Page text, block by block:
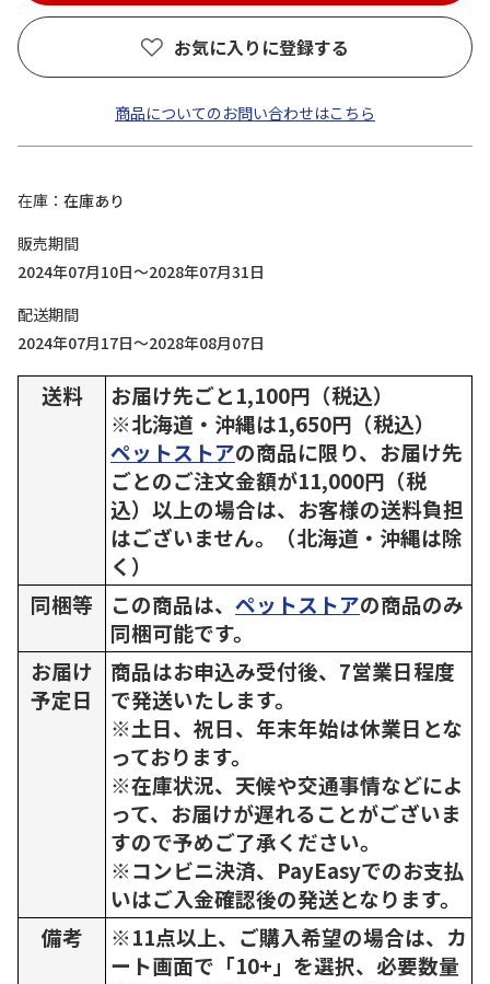
お気に入りに登録する
商品についてのお問い合わせはこちら
在庫
在庫あり
販売期間
2024年07月10日～2028年07月31日
配送期間
2024年07月17日～2028年08月07日
送料
お届け先ごと1,100円（税込）
※北海道・沖縄は1,650円（税込）
ペットストアの商品に限り、お届け先
ごとのご注文金額が11,000円（税
込）以上の場合は、お客様の送料負担
はございません。（北海道・沖縄は除
く）
同梱等
この商品は、 ペットストアの商品のみ
同梱可能です。
お届け
予定日
商品はお申込み受付後、7営業日程度
で発送いたします。
※土日、祝日、年末年始は休業日とな
っております。
※在庫状況、天候や交通事情などによ
って、お届けが遅れることがございま
すので予めご了承ください。
※コンビニ決済、PayEasyでのお支払
いはご入金確認後の発送となります。
備考
※11点以上、ご購入希望の場合は、カ
ート画面で「10+」を選択、必要数量